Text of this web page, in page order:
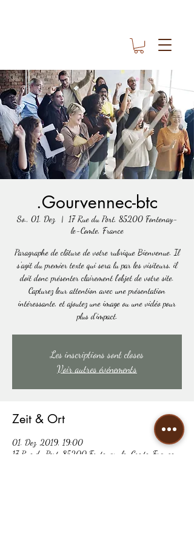
.Gourvennec-btc
So., 01. Dez.
  |
17 Rue du Port, 85200 Fontenay-
le-Comte, France
Paragraphe de clôture de votre rubrique Bienvenue. Il
s'agit du premier texte qui sera lu par les visiteurs, il
doit donc présenter clairement l'objet de votre site.
Capturez leur attention avec une présentation
intéressante, et ajoutez une image ou une vidéo pour
plus d'impact.
Les inscriptions sont closes
Voir autres événements
Zeit & Ort
01. Dez. 2019, 19:00
17 Rue du Port, 85200 Fontenay-le-Comte, France